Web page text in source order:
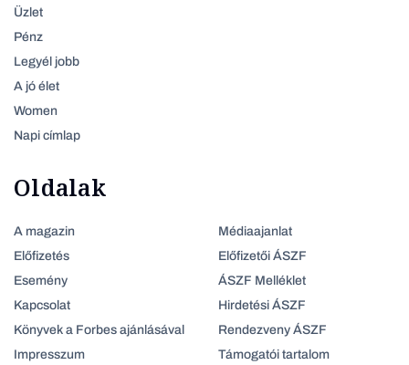
Üzlet
Pénz
Legyél jobb
A jó élet
Women
Napi címlap
Oldalak
A magazin
Előfizetés
Esemény
Kapcsolat
Könyvek a Forbes ajánlásával
Impresszum
Médiaajanlat
Előfizetői ÁSZF
ÁSZF Melléklet
Hirdetési ÁSZF
Rendezveny ÁSZF
Támogatói tartalom